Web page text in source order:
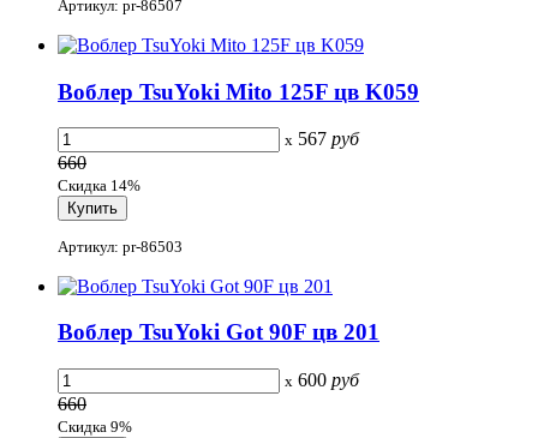
Артикул: pr-86507
Воблер TsuYoki Mito 125F цв K059
x 567 руб
660
Скидка 14%
Артикул: pr-86503
Воблер TsuYoki Got 90F цв 201
x 600 руб
660
Скидка 9%